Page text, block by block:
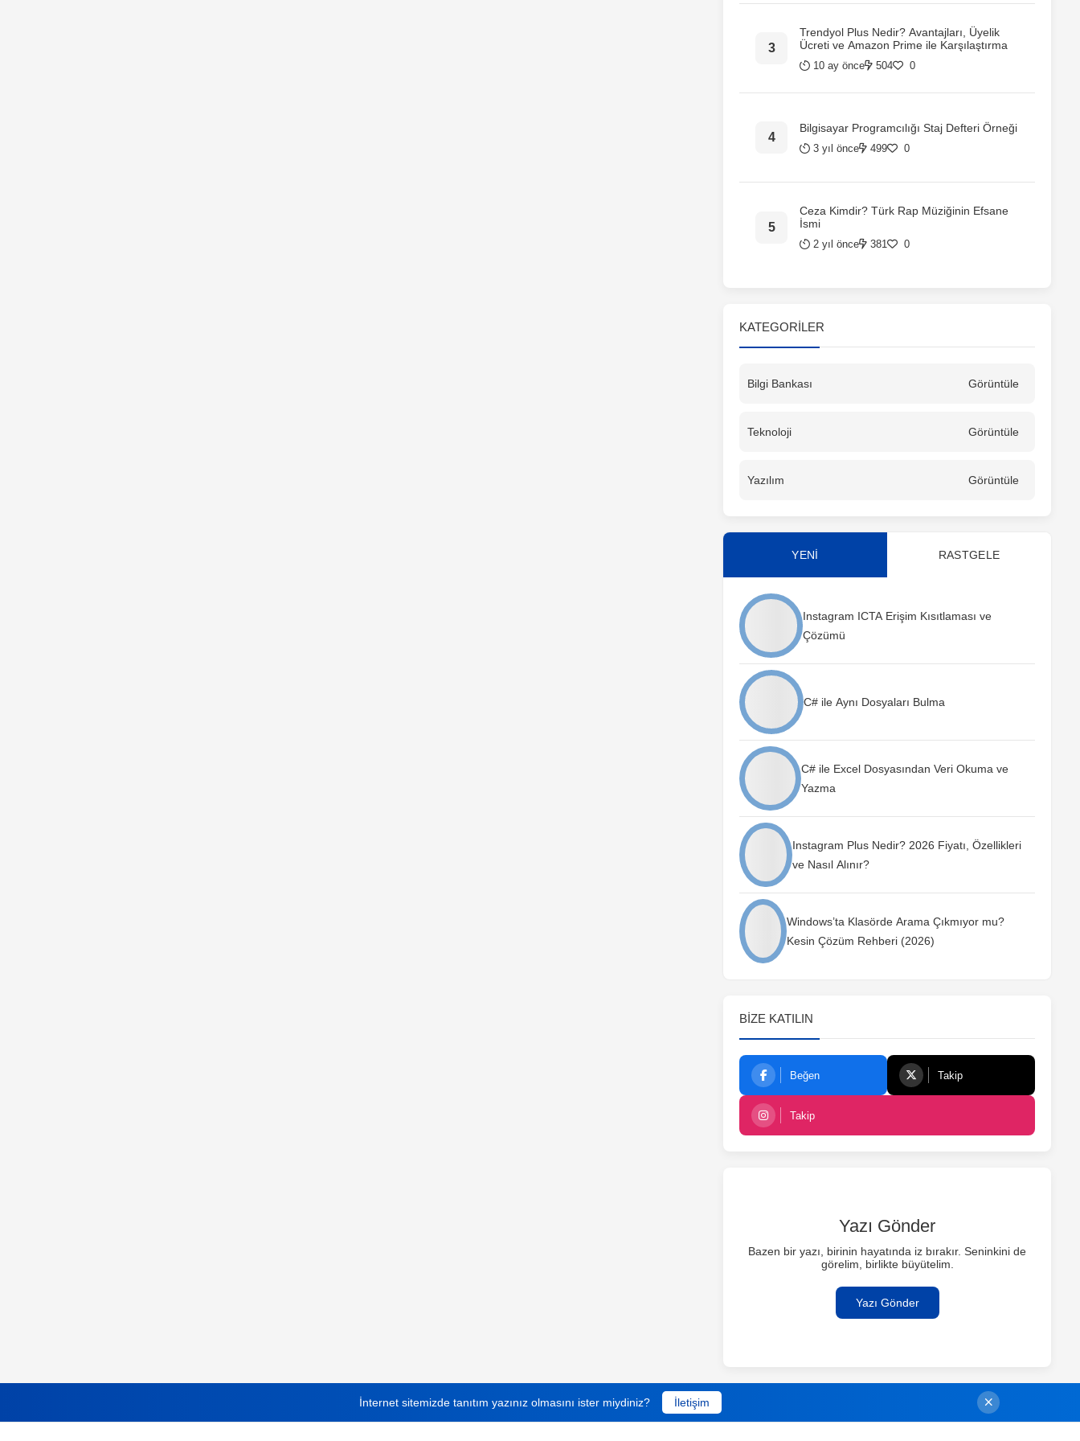
Trendyol Plus Nedir? Avantajları, Üyelik
Ücreti ve Amazon Prime ile Karşılaştırma
10 ay önce 504 0
Bilgisayar Programcılığı Staj Defteri Örneği
3 yıl önce 499 0
Ceza Kimdir? Türk Rap Müziğinin Efsane
İsmi
2 yıl önce 381 0
KATEGORILER
Bilgi Bankası Görüntüle
Teknoloji Görüntüle
Yazılım Görüntüle
YENİ RASTGELE
Instagram ICTA Erişim Kısıtlaması ve
Çözümü
C# ile Aynı Dosyaları Bulma
C# ile Excel Dosyasından Veri Okuma ve
Yazma
Instagram Plus Nedir? 2026 Fiyatı, Özellikleri
ve Nasıl Alınır?
Windows’ta Klasörde Arama Çıkmıyor mu?
Kesin Çözüm Rehberi (2026)
BIZE KATILIN
Beğen Takip
Takip
Yazı Gönder
Bazen bir yazı, birinin hayatında iz bırakır. Seninkini de
görelim, birlikte büyütelim.
Yazı Gönder
İnternet sitemizde tanıtım yazınız olmasını ister miydiniz? İletişim